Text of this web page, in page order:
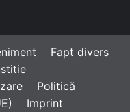
Fapt divers
Politică
Imprint